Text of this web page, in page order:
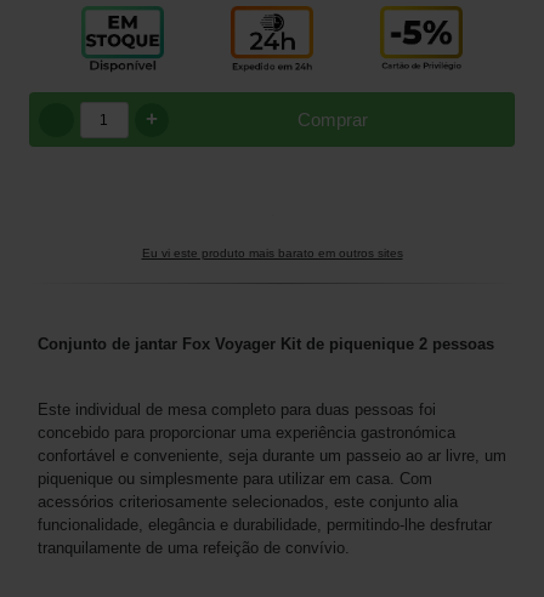
Comprar
+
Eu vi este produto mais barato em outros sites
Conjunto de jantar Fox Voyager Kit de piquenique 2 pessoas
Este individual de mesa completo para duas pessoas foi
concebido para proporcionar uma experiência gastronómica
confortável e conveniente, seja durante um passeio ao ar livre, um
piquenique ou simplesmente para utilizar em casa. Com
acessórios criteriosamente selecionados, este conjunto alia
funcionalidade, elegância e durabilidade, permitindo-lhe desfrutar
tranquilamente de uma refeição de convívio.